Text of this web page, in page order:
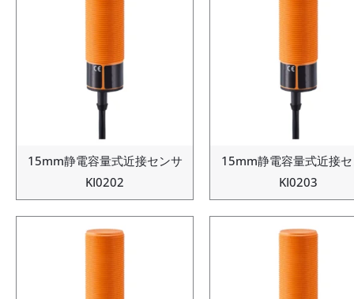
15mm静電容量式近接センサ
KI0202
15mm静電容量式近接
KI0203